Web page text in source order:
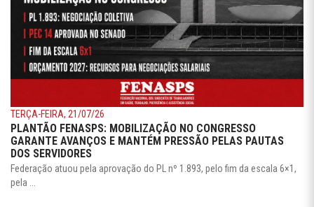
TERÇA-FEIRA, 21/07/26
PLANTÃO FENASPS: MOBILIZAÇÃO NO CONGRESSO
GARANTE AVANÇOS E MANTÉM PRESSÃO PELAS PAUTAS
DOS SERVIDORES
Federação atuou pela aprovação do PL nº 1.893, pelo fim da escala 6×1,
pela ...